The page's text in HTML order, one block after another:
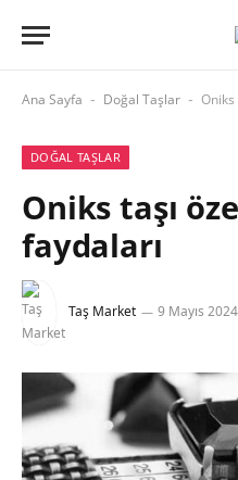
Ana Sayfa - Doğal Taşlar - Oniks
DOĞAL TAŞLAR
Oniks taşı
faydaları
Taş Market 9 Mayıs 2024